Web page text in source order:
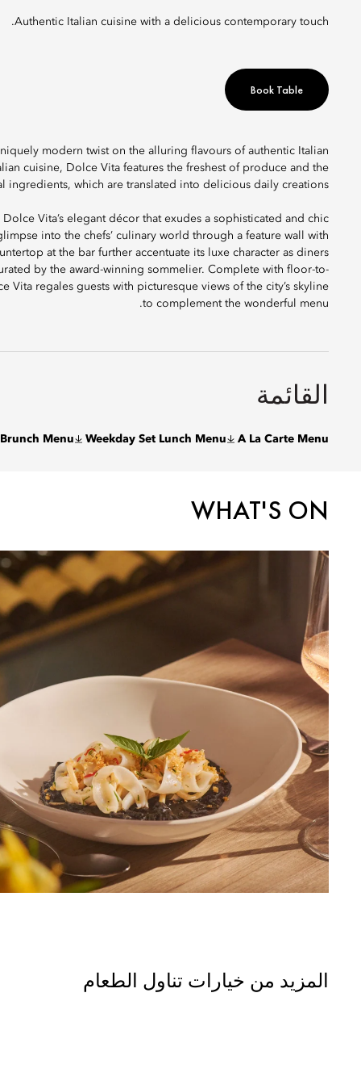
Authentic Italian cuisine with a delicious contemporary touch.
Book Table
modern twist on the alluring flavours of authentic Italian
cuisine, Dolce Vita features the freshest of produce and the
ingredients, which are translated into delicious daily creations.
Vita’s elegant décor that exudes a sophisticated and chic
into the chefs’ culinary world through a feature wall with
at the bar further accentuate its luxe character as diners
by the award-winning sommelier. Complete with floor-to-
regales guests with picturesque views of the city’s skyline
to complement the wonderful menu.
القائمة
A La Carte Menu
Weekday Set Lunch Menu
Menu
WHAT'S ON
المزيد من خيارات تناول الطعام